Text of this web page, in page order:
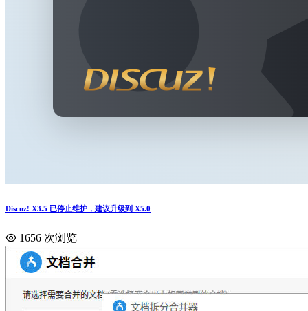
Discuz! X3.5 已停止维护，建议升级到 X5.0
1656 次浏览